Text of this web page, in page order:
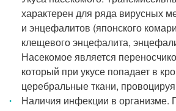
характерен для ряда вирусных
и энцефалитов (японского
клещевого энцефалита,
Насекомое является
который при укусе попадает в
церебральные ткани,
Наличия инфекции в организме.